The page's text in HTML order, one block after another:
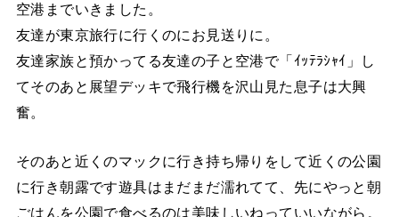
空港までいきました。
友達が東京旅行に行くのにお見送りに。
友達家族と預かってる友達の子と空港で「ｲｯﾃﾗｼｬｲ」し
てそのあと展望デッキで飛行機を沢山見た息子は大興
奮。
そのあと近くのマックに行き持ち帰りをして近くの公園
に行き朝露です遊具はまだまだ濡れてて、先にやっと朝
ごはんを公園で食べるのは美味しいねっていいながら。